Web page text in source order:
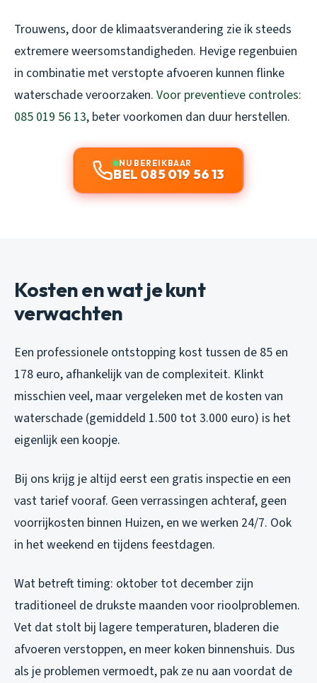
Trouwens, door de klimaatsverandering zie ik steeds
extremere weersomstandigheden. Hevige regenbuien
in combinatie met verstopte afvoeren kunnen flinke
waterschade veroorzaken. Voor preventieve controles:
085 019 56 13, beter voorkomen dan duur herstellen.
NU BEREIKBAAR
BEL 085 019 56 13
Kosten en wat je kunt
verwachten
Een professionele ontstopping kost tussen de 85 en
178 euro, afhankelijk van de complexiteit. Klinkt
misschien veel, maar vergeleken met de kosten van
waterschade (gemiddeld 1.500 tot 3.000 euro) is het
eigenlijk een koopje.
Bij ons krijg je altijd eerst een gratis inspectie en een
vast tarief vooraf. Geen verrassingen achteraf, geen
voorrijkosten binnen Huizen, en we werken 24/7. Ook
in het weekend en tijdens feestdagen.
Wat betreft timing: oktober tot december zijn
traditioneel de drukste maanden voor rioolproblemen.
Vet dat stolt bij lagere temperaturen, bladeren die
afvoeren verstoppen, en meer koken binnenshuis. Dus
als je problemen vermoedt, pak ze nu aan voordat de